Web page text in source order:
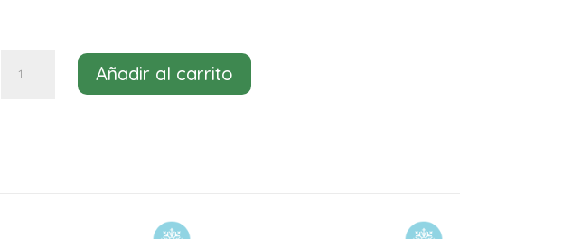
Semicurado
Añadir al carrito